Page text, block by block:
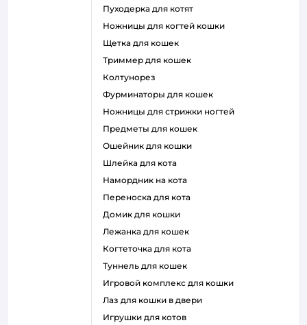
пуходерка для котят
ножницы для когтей кошки
щетка для кошек
триммер для кошек
колтунорез
фурминаторы для кошек
ножницы для стрижки ногтей
предметы для кошек
ошейник для кошки
шлейка для кота
намордник на кота
переноска для кота
домик для кошки
лежанка для кошек
когтеточка для кота
туннель для кошек
игровой комплекс для кошки
лаз для кошки в двери
игрушки для котов